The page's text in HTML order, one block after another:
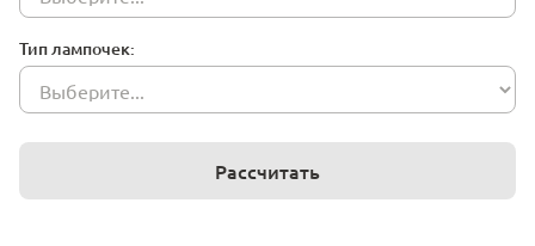
Тип лампочек:
Рассчитать